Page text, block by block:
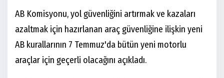
AB Komisyonu, yol güvenliğini artırmak ve kazaları
azaltmak için hazırlanan araç güvenliğine ilişkin yeni
AB kurallarının 7 Temmuz'da bütün yeni motorlu
araçlar için geçerli olacağını açıkladı.